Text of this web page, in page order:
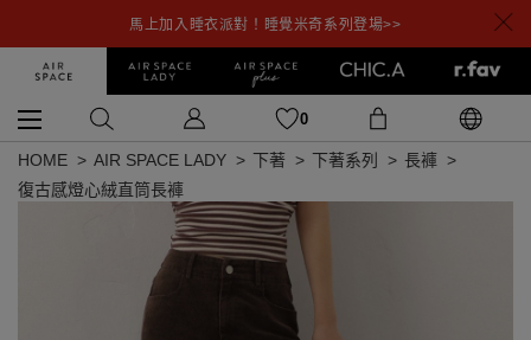
馬上加入睡衣派對！睡覺米奇系列登場>>
0
HOME AIR SPACE LADY 下著 下著系列
長褲
復古感燈心絨直筒長褲